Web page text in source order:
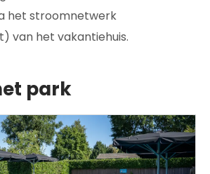
het stroomnetwerk
van het vakantiehuis.
park